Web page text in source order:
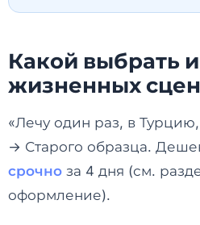
Какой выбрать
жизненных
«Лечу один раз, в
→ Старого образца.
срочно за 4 дня (см.
оформление).